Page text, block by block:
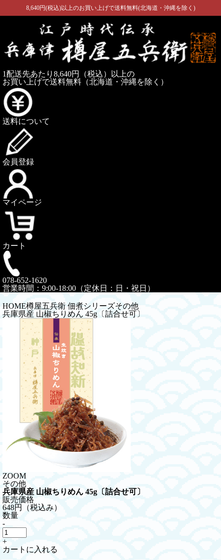
8,640円(税込)以上のお買い上げで送料無料(北海道・沖縄を除く)
1配送先あたり8,640円（税込）以上の
お買い上げで送料無料 （北海道・沖縄を除く）
送料について
会員登録
マイページ
カート
078-652-1620
営業時間：9:00-18:00（定休日：日・祝日）
HOME樽屋五兵衛 佃煮シリーズその他
兵庫県産 山椒ちりめん 45g〔詰合せ可〕
ZOOM
その他
兵庫県産 山椒ちりめん 45g〔詰合せ可〕
販売価格
648円
（税込み）
数量
-
+
カートに入れる